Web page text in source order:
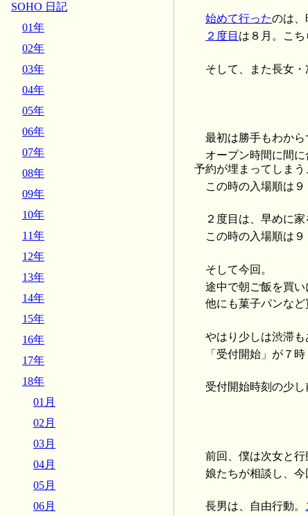
始めて行ったのは、
２度目 は８月。こち
そして、また長女
最初は勝手もわか
オープン時間に間
予約が埋まってしまう
この時の入場順は９
２度目は、早めに
この時の入場順は９
そして今回。
途中で朝ご飯を買
他にも菓子パンな
やはり少しは渋滞も
「受付開始」が７
受付開始時刻の少
前回、僕は次女と行
娘たちが相談し、今
長男は、自由行動。
SOHO 日記
01年
02年
03年
04年
05年
06年
07年
08年
09年
10年
11年
12年
13年
14年
15年
16年
17年
18年
01月
02月
03月
04月
05月
06月